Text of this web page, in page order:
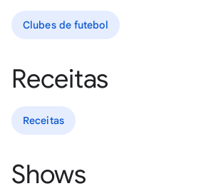
Clubes de futebol
Receitas
Receitas
Shows